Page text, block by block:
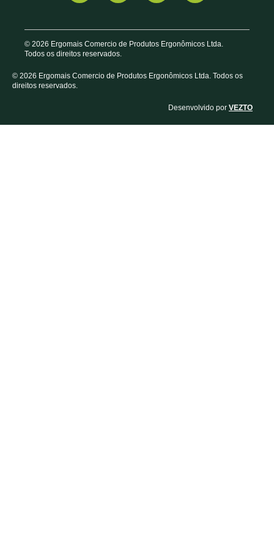
© 2026 Ergomais Comercio de Produtos Ergonômicos Ltda.
Todos os direitos reservados.
© 2026 Ergomais Comercio de Produtos Ergonômicos Ltda. Todos os
direitos reservados.
Desenvolvido por VEZTO